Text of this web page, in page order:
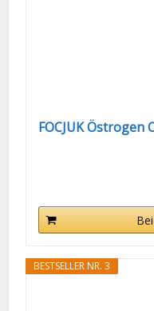
FOCJUK Östrogen
BESTSELLER NR. 3